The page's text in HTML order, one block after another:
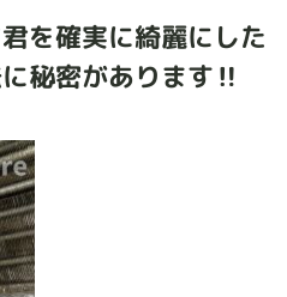
を確実に綺麗にした
秘密があります‼️